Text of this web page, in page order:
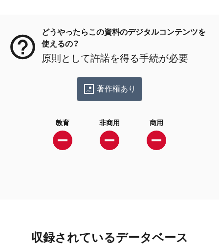
どうやったらこの資料のデジタルコンテンツを
使えるの？
原則として許諾を得る手続が必要
著作権あり
教育 非商用 商用
収録されているデータベース